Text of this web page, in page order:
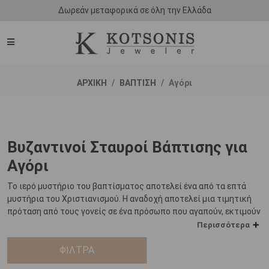
Δωρεάν μεταφορικά σε όλη την Ελλάδα
ΑΡΧΙΚΗ ΒΑΠΤΙΣΗ Αγόρι
Βυζαντινοί Σταυροί Βάπτισης για
Αγόρι
Το ιερό μυστήριο του βαπτίσματος αποτελεί ένα από τα επτά
μυστήρια του Χριστιανισμού. Η αναδοχή αποτελεί μια τιμητική
πρόταση από τους γονείς σε ένα πρόσωπο που αγαπούν, εκτιμούν
και εμπιστεύονται ορίζοντάς το ως πνευματικό πατέρα ή
πνευματική μητέρα του παιδιού τους.
Για το νονό ή τη νονά από την άλλη, είναι μια ξεχωριστή ημέρα,
Περισσότερα
ΦΙΛΤΡΑ